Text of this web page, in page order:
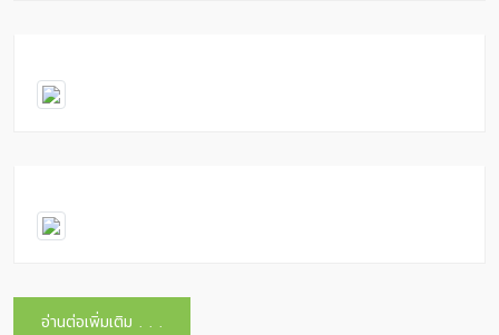
อ่านต่อเพิ่มเติม . . .